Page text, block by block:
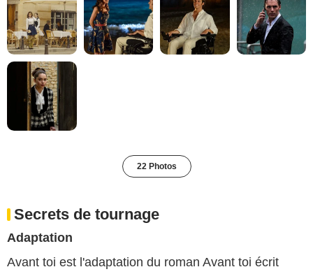
22 Photos
Secrets de tournage
Adaptation
Avant toi est l'adaptation du roman Avant toi écrit